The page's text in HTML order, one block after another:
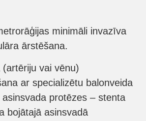
minimāli invazīva
ārstēšana.
(artēriju vai vēnu)
ar specializētu balonveida
asinsvada protēzes – stenta
bojātajā asinsvadā